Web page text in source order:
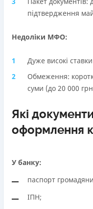
підтвердження
Недоліки МФО:
Дуже високі
Обмеження:
суми (до 20 000
Які
оформлення
У банку:
паспорт
ІПН;